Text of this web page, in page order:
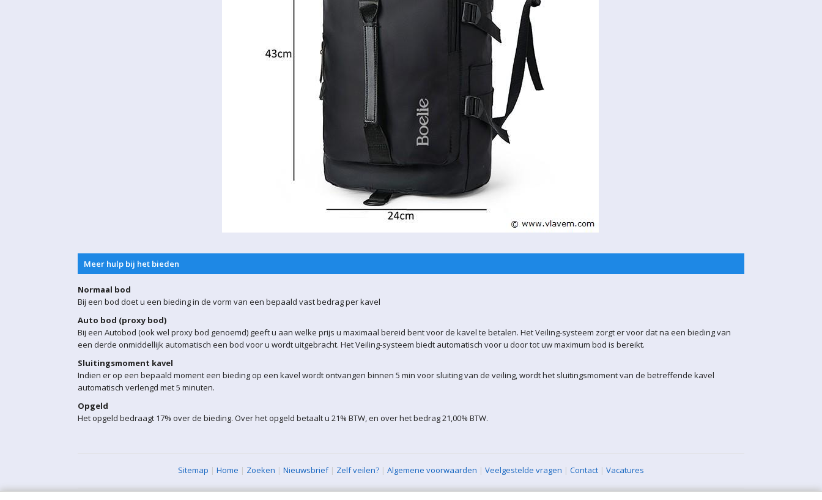
Meer hulp bij het bieden
Normaal bod
Bij een bod doet u een bieding in de vorm van een bepaald vast bedrag per kavel
Auto bod (proxy bod)
Bij een Autobod (ook wel proxy bod genoemd) geeft u aan welke prijs u maximaal bereid bent voor de kavel te betalen. Het Veiling-systeem zorgt er voor dat na een bieding van
een derde onmiddellijk automatisch een bod voor u wordt uitgebracht. Het Veiling-systeem biedt automatisch voor u door tot uw maximum bod is bereikt.
Sluitingsmoment kavel
Indien er op een bepaald moment een bieding op een kavel wordt ontvangen binnen 5 min voor sluiting van de veiling, wordt het sluitingsmoment van de betreffende kavel
automatisch verlengd met 5 minuten.
Opgeld
Het opgeld bedraagt 17% over de bieding. Over het opgeld betaalt u 21% BTW, en over het bedrag 21,00% BTW.
Sitemap | Home | Zoeken | Nieuwsbrief| Zelf veilen? | Algemene voorwaarden | Veelgestelde vragen | Contact | Vacatures